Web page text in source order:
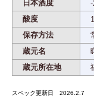
日本酒度
酸度
保存方法
蔵元名
蔵元所在地
スペック更新日 2026.2.7